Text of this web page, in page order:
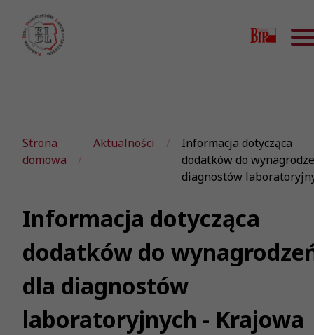
Strona
domowa
Aktualności
Informacja dotycząca
dodatków do
diagnostów
Informacja dotycząca
dodatków do
dla diagnostów
laboratoryjnych - Krajowa